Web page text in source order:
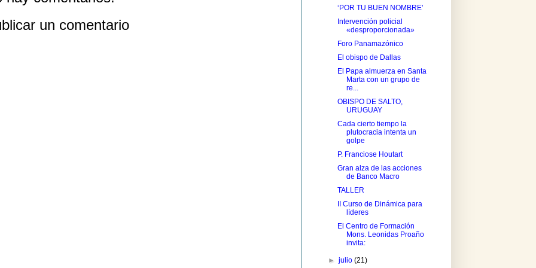
un comentario
‘POR TU BUEN NOMBRE’
Intervención policial
«desproporcionada»
Foro Panamazónico
El obispo de Dallas
El Papa almuerza en Santa
Marta con un grupo de
re...
OBISPO DE SALTO,
URUGUAY
Cada cierto tiempo la
plutocracia intenta un
golpe
P. Franciose Houtart
Gran alza de las acciones
de Banco Macro
TALLER
II Curso de Dinámica para
líderes
El Centro de Formación
Mons. Leonidas Proaño
invita:
►julio(21)